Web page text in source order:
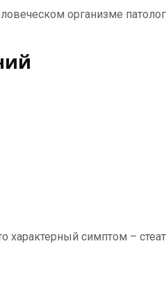
организме
симптом –